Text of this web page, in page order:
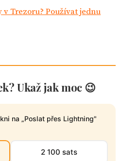
v Trezoru? Používat jednu
Ukaž jak moc 😉
na „Poslat přes Lightning"
2 100 sats